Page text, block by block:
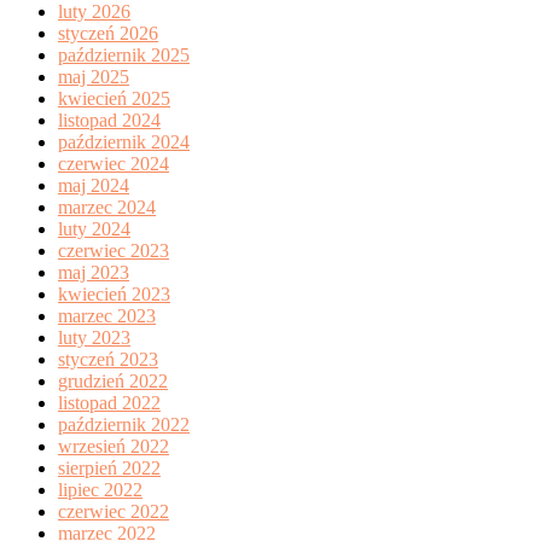
luty 2026
styczeń 2026
październik 2025
maj 2025
kwiecień 2025
listopad 2024
październik 2024
czerwiec 2024
maj 2024
marzec 2024
luty 2024
czerwiec 2023
maj 2023
kwiecień 2023
marzec 2023
luty 2023
styczeń 2023
grudzień 2022
listopad 2022
październik 2022
wrzesień 2022
sierpień 2022
lipiec 2022
czerwiec 2022
marzec 2022